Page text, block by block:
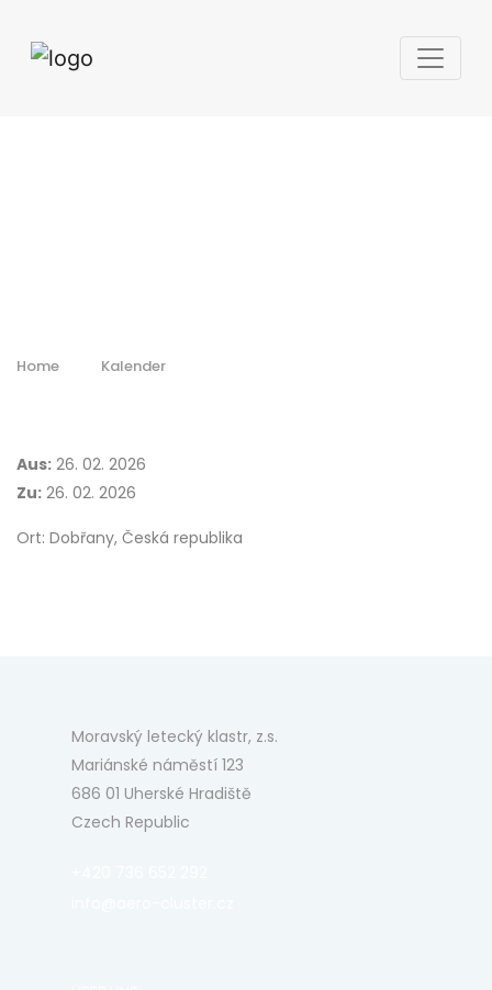
Workshop: 3D tisk
Home Kalender
Aus: 26. 02. 2026
Zu: 26. 02. 2026
Ort: Dobřany, Česká republika
Moravský letecký klastr, z.s.
Mariánské náměstí 123
686 01 Uherské Hradiště
Czech Republic